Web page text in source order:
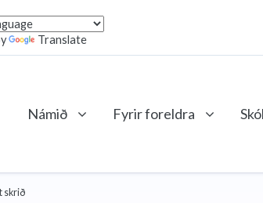
Translate
Námið Fyrir foreldra
skrið